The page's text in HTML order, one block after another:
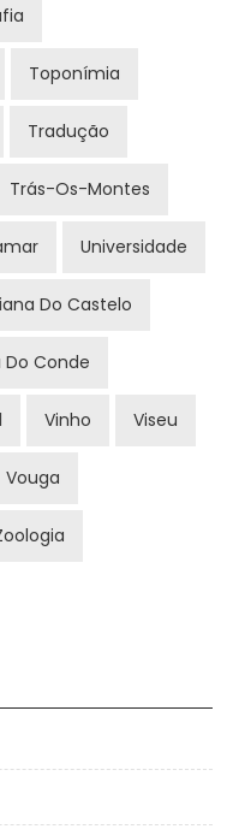
Toponímia
Tradução
Trás-Os-Montes
Universidade
Do Castelo
Do Conde
Vinho Viseu
Vouga